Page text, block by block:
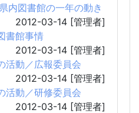
内図書館の一年の動き
2012-03-14 [管理者]
書館事情
2012-03-14 [管理者]
活動／広報委員会
2012-03-14 [管理者]
活動／研修委員会
2012-03-14 [管理者]